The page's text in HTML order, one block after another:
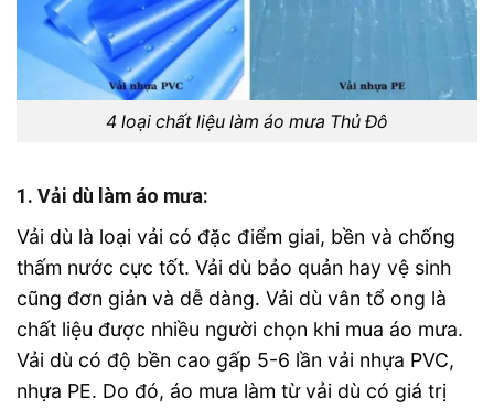
4 loại chất liệu làm áo mưa Thủ Đô
1. Vải dù làm áo mưa:
Vải dù là loại vải có đặc điểm giai, bền và chống
thấm nước cực tốt. Vải dù bảo quản hay vệ sinh
cũng đơn giản và dễ dàng. Vải dù vân tổ ong là
chất liệu được nhiều người chọn khi mua áo mưa.
Vải dù có độ bền cao gấp 5-6 lần vải nhựa PVC,
nhựa PE. Do đó, áo mưa làm từ vải dù có giá trị